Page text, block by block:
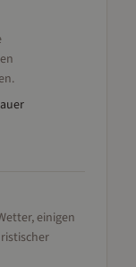
einigen